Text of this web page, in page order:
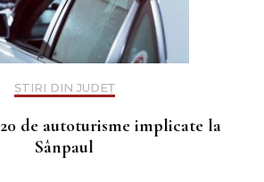
ȘTIRI DIN JUDEȚ
de autoturisme implicate la
Sânpaul